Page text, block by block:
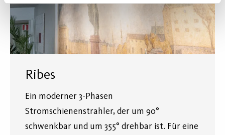
Ribes
Ein moderner 3-Phasen
Stromschienenstrahler, der um 90°
schwenkbar und um 355° drehbar ist. Für eine